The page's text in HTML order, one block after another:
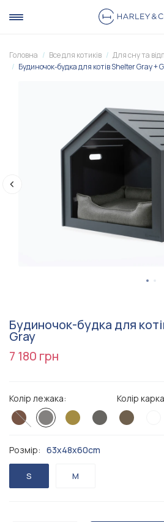
Головна Все для котиків Для сну та
Будиночок-будка для котів Shelter Gray +
Будиночок-будка для
Gray
7 180 грн
Колір лежака: Колір
Розмір: 63x48x60cm
S M